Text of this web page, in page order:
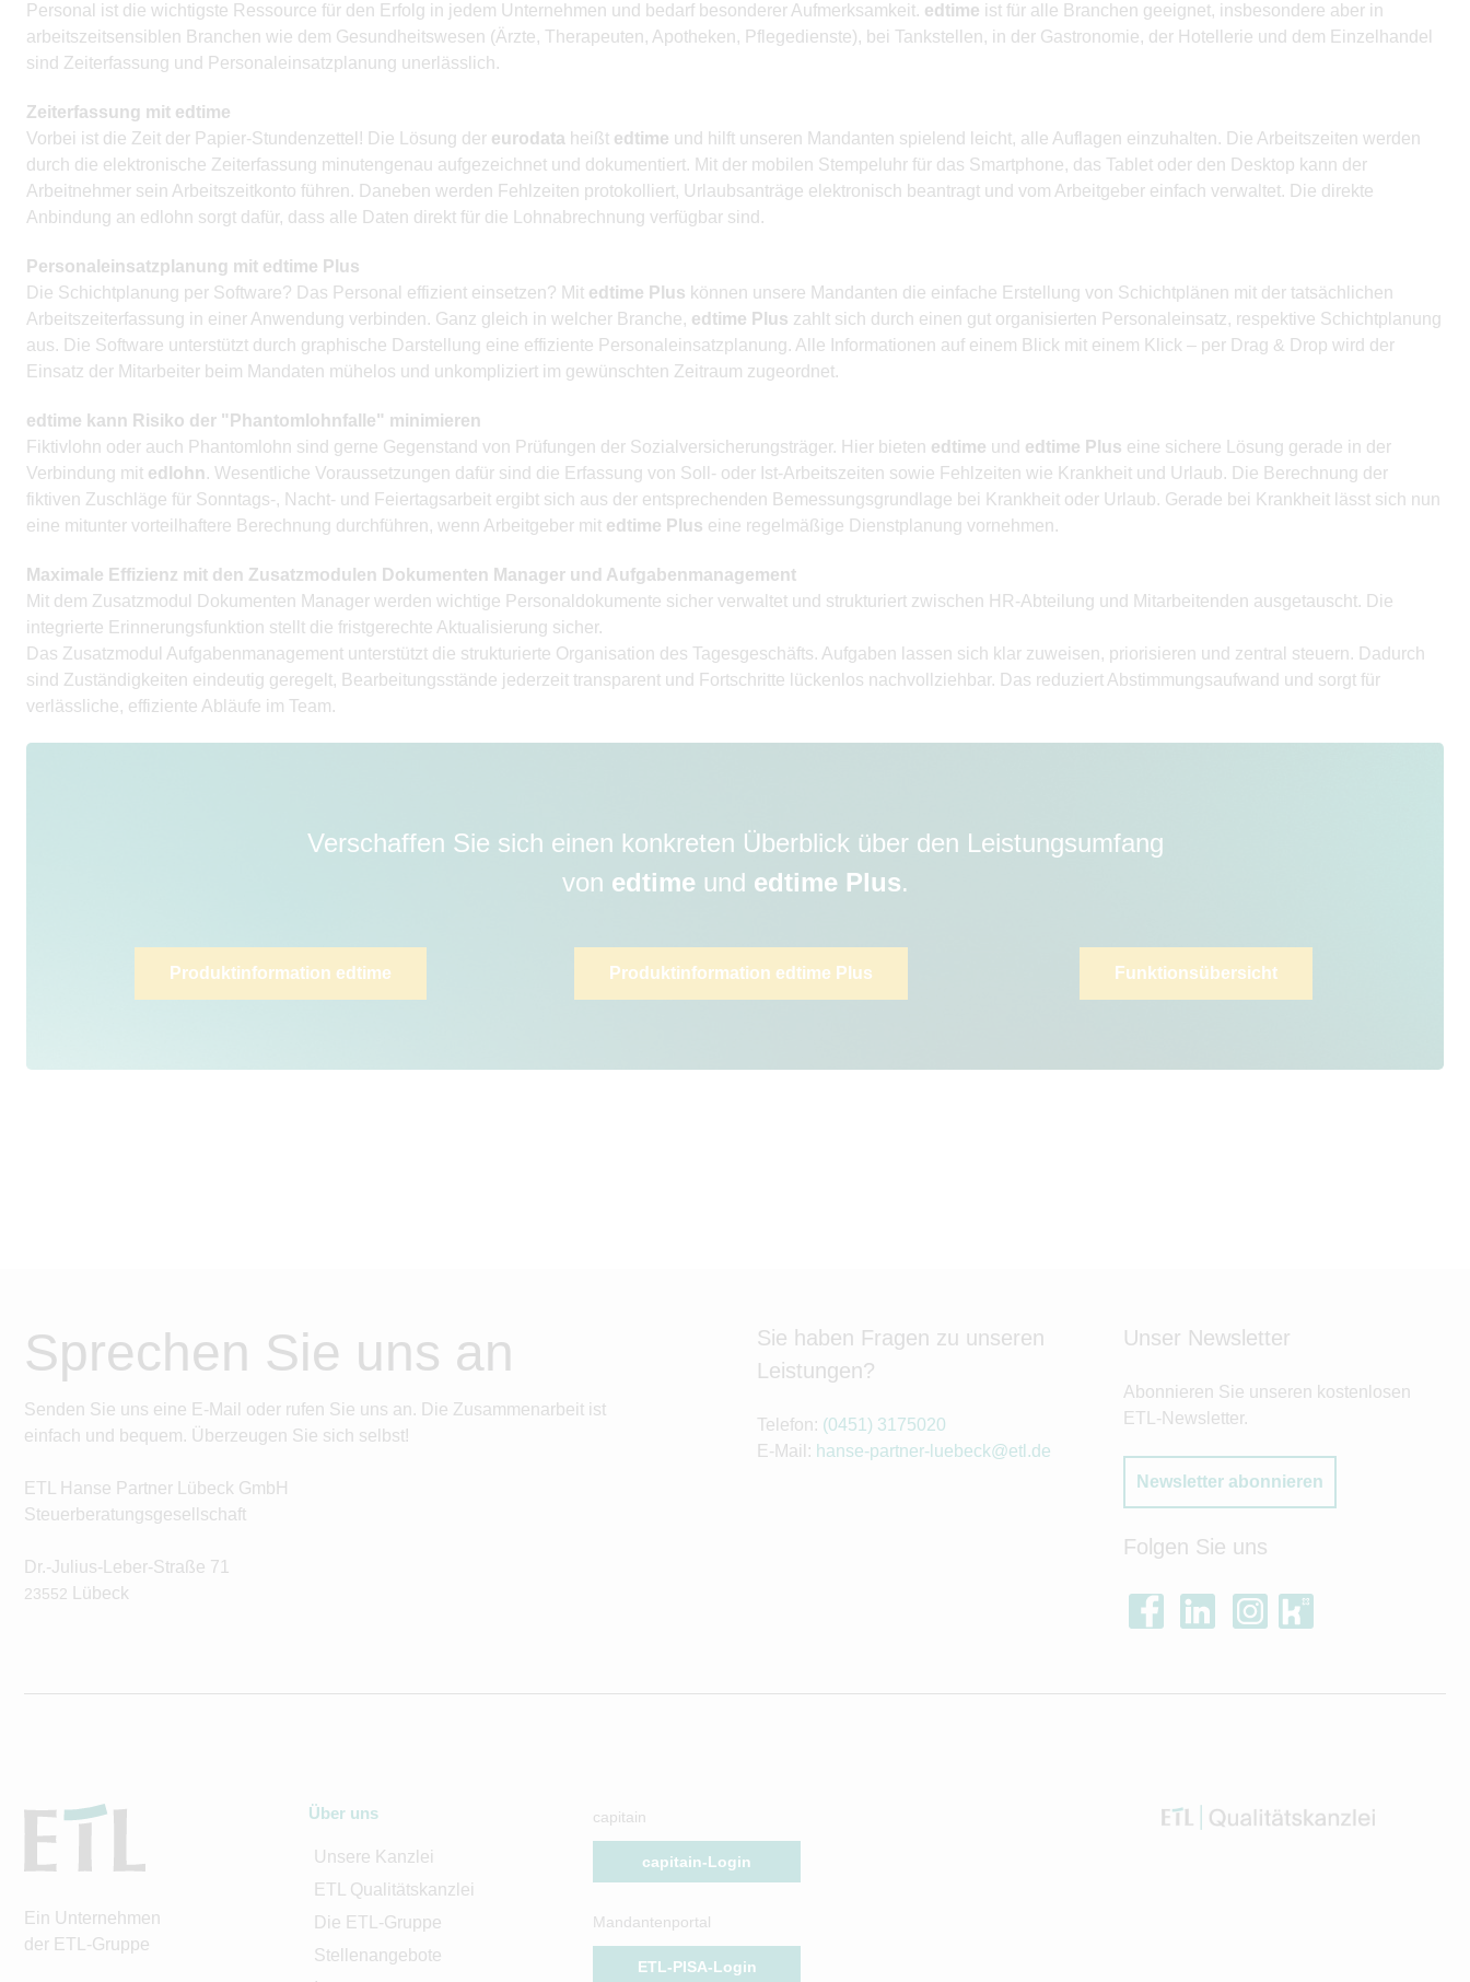
Personal ist die wichtigste Ressource für den Erfolg in jedem Unternehmen und bedarf besonderer Aufmerksamkeit. edtime ist für alle Branchen geeignet, insbesondere aber in
arbeitszeitsensiblen Branchen wie dem Gesundheitswesen (Ärzte, Therapeuten, Apotheken, Pflegedienste), bei Tankstellen, in der Gastronomie, der Hotellerie und dem Einzelhandel
sind Zeiterfassung und Personaleinsatzplanung unerlässlich.
Zeiterfassung mit edtime
Vorbei ist die Zeit der Papier-Stundenzettel! Die Lösung der eurodata heißt edtime und hilft unseren Mandanten spielend leicht, alle Auflagen einzuhalten. Die Arbeitszeiten werden
durch die elektronische Zeiterfassung minutengenau aufgezeichnet und dokumentiert. Mit der mobilen Stempeluhr für das Smartphone, das Tablet oder den Desktop kann der
Arbeitnehmer sein Arbeitszeitkonto führen. Daneben werden Fehlzeiten protokolliert, Urlaubsanträge elektronisch beantragt und vom Arbeitgeber einfach verwaltet. Die direkte
Anbindung an edlohn sorgt dafür, dass alle Daten direkt für die Lohnabrechnung verfügbar sind.
Personaleinsatzplanung mit edtime Plus
Die Schichtplanung per Software? Das Personal effizient einsetzen? Mit edtime Plus können unsere Mandanten die einfache Erstellung von Schichtplänen mit der tatsächlichen
Arbeitszeiterfassung in einer Anwendung verbinden. Ganz gleich in welcher Branche, edtime Plus zahlt sich durch einen gut organisierten Personaleinsatz, respektive Schichtplanung
aus. Die Software unterstützt durch graphische Darstellung eine effiziente Personaleinsatzplanung. Alle Informationen auf einem Blick mit einem Klick – per Drag & Drop wird der
Einsatz der Mitarbeiter beim Mandaten mühelos und unkompliziert im gewünschten Zeitraum zugeordnet.
edtime kann Risiko der "Phantomlohnfalle" minimieren
Fiktivlohn oder auch Phantomlohn sind gerne Gegenstand von Prüfungen der Sozialversicherungsträger. Hier bieten edtime und edtime Plus eine sichere Lösung gerade in der
Verbindung mit edlohn. Wesentliche Voraussetzungen dafür sind die Erfassung von Soll- oder Ist-Arbeitszeiten sowie Fehlzeiten wie Krankheit und Urlaub. Die Berechnung der
fiktiven Zuschläge für Sonntags-, Nacht- und Feiertagsarbeit ergibt sich aus der entsprechenden Bemessungsgrundlage bei Krankheit oder Urlaub. Gerade bei Krankheit lässt sich nun
eine mitunter vorteilhaftere Berechnung durchführen, wenn Arbeitgeber mit edtime Plus eine regelmäßige Dienstplanung vornehmen.
Maximale Effizienz mit den Zusatzmodulen Dokumenten Manager und Aufgabenmanagement
Mit dem Zusatzmodul Dokumenten Manager werden wichtige Personaldokumente sicher verwaltet und strukturiert zwischen HR-Abteilung und Mitarbeitenden ausgetauscht. Die
integrierte Erinnerungsfunktion stellt die fristgerechte Aktualisierung sicher.
Das Zusatzmodul Aufgabenmanagement unterstützt die strukturierte Organisation des Tagesgeschäfts. Aufgaben lassen sich klar zuweisen, priorisieren und zentral steuern. Dadurch
sind Zuständigkeiten eindeutig geregelt, Bearbeitungsstände jederzeit transparent und Fortschritte lückenlos nachvollziehbar. Das reduziert Abstimmungsaufwand und sorgt für
verlässliche, effiziente Abläufe im Team.
Verschaffen Sie sich einen konkreten Überblick über den Leistungsumfang
von edtimeund edtime Plus.
Produktinformation edtime Produktinformation edtime Plus Funktionsübersicht
Sprechen Sie uns an
Senden Sie uns eine E-Mail oder rufen Sie uns an. Die Zusammenarbeit ist
einfach und bequem. Überzeugen Sie sich selbst!
ETL Hanse Partner Lübeck GmbH
Steuerberatungsgesellschaft
Dr.-Julius-Leber-Straße 71
23552 Lübeck
Sie haben Fragen zu unseren
Leistungen?
Telefon: (0451) 3175020
E-Mail: hanse-partner-luebeck@etl.de
Unser Newsletter
Abonnieren Sie unseren kostenlosen
ETL-Newsletter.
Newsletter abonnieren
Folgen Sie uns
Ein Unternehmen
der ETL-Gruppe
Über uns
Unsere Kanzlei
ETL Qualitätskanzlei
Die ETL-Gruppe
Stellenangebote
capitain
capitain-Login
Mandantenportal
ETL-PISA-Login